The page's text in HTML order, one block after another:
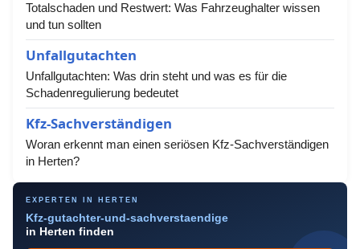
Totalschaden und Restwert: Was Fahrzeughalter wissen
und tun sollten
Unfallgutachten
Unfallgutachten: Was drin steht und was es für die
Schadenregulierung bedeutet
Kfz-Sachverständigen
Woran erkennt man einen seriösen Kfz-Sachverständigen
in Herten?
EXPERTEN IN HERTEN
Kfz-gutachter-und-sachverstaendige
in Herten finden